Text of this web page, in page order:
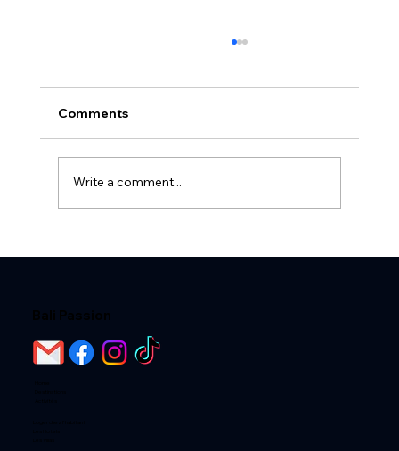
LES ÉPICES CULTIVÉES À BALI
Comments
Write a comment...